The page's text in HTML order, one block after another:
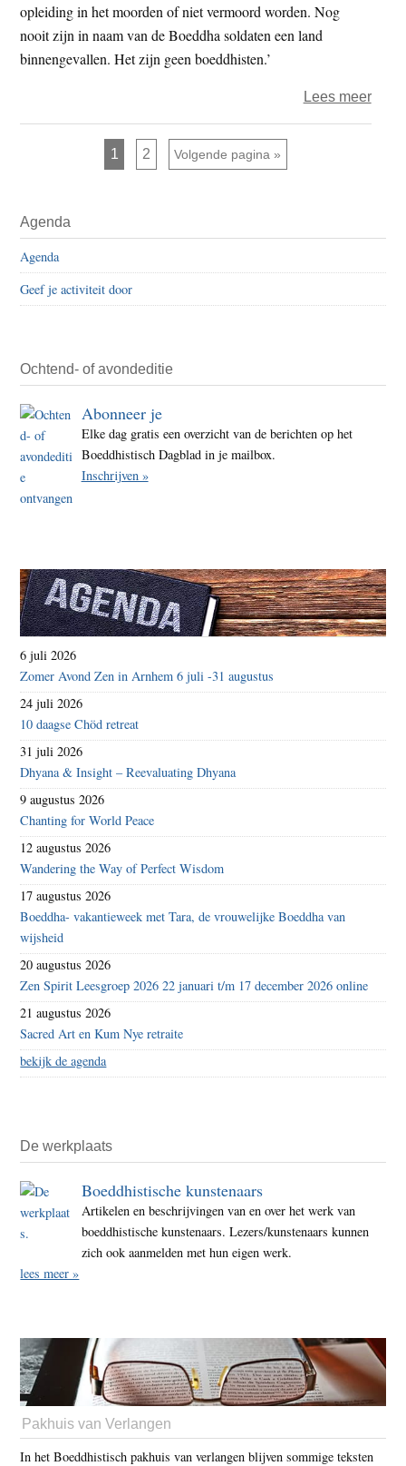
opleiding in het moorden of niet vermoord worden. Nog
nooit zijn in naam van de Boeddha soldaten een land
binnengevallen. Het zijn geen boeddhisten.’
Lees meerover
geen
het
Pagina
1 Pagina
2 Ga naar
Volgende pagina »
Sidebar
Agenda
Agenda
Geef je activiteit door
Ochtend- of avondeditie
Abonneer je
Elke dag gratis een overzicht van de berichten op het
Boeddhistisch Dagblad in je mailbox.
Inschrijven »
6 juli 2026
Zomer Avond Zen in Arnhem 6 juli -31 augustus
24 juli 2026
10 daagse Chöd retreat
31 juli 2026
Dhyana & Insight – Reevaluating Dhyana
9 augustus 2026
Chanting for World Peace
12 augustus 2026
Wandering the Way of Perfect Wisdom
17 augustus 2026
Boeddha- vakantieweek met Tara, de vrouwelijke Boeddha van
wijsheid
20 augustus 2026
Zen Spirit Leesgroep 2026 22 januari t/m 17 december 2026 online
21 augustus 2026
Sacred Art en Kum Nye retraite
bekijk de agenda
De werkplaats
Boeddhistische kunstenaars
Artikelen en beschrijvingen van en over het werk van
boeddhistische kunstenaars. Lezers/kunstenaars kunnen
zich ook aanmelden met hun eigen werk.
lees meer »
Pakhuis van Verlangen
In het Boeddhistisch pakhuis van verlangen blijven sommige teksten